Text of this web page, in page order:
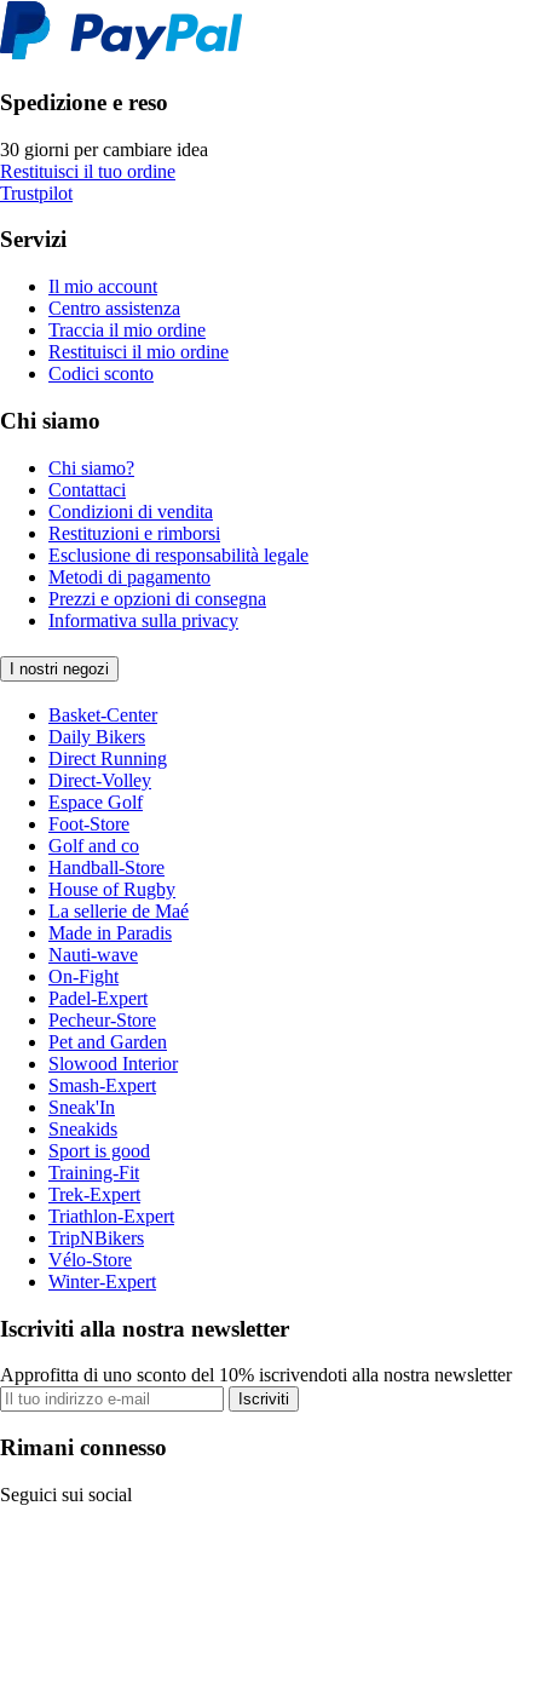
Spedizione e reso
30 giorni per cambiare idea
Restituisci il tuo ordine
Trustpilot
Servizi
Il mio account
Centro assistenza
Traccia il mio ordine
Restituisci il mio ordine
Codici sconto
Chi siamo
Chi siamo?
Contattaci
Condizioni di vendita
Restituzioni e rimborsi
Esclusione di responsabilità legale
Metodi di pagamento
Prezzi e opzioni di consegna
Informativa sulla privacy
I nostri negozi
Basket-Center
Daily Bikers
Direct Running
Direct-Volley
Espace Golf
Foot-Store
Golf and co
Handball-Store
House of Rugby
La sellerie de Maé
Made in Paradis
Nauti-wave
On-Fight
Padel-Expert
Pecheur-Store
Pet and Garden
Slowood Interior
Smash-Expert
Sneak'In
Sneakids
Sport is good
Training-Fit
Trek-Expert
Triathlon-Expert
TripNBikers
Vélo-Store
Winter-Expert
Iscriviti alla nostra newsletter
Approfitta di uno sconto del 10% iscrivendoti alla nostra newsletter
Iscriviti
Rimani connesso
Seguici sui social